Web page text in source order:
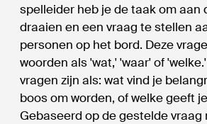
spelleider heb je de taak om aan
draaien en een vraag te stellen
personen op het bord. Deze
woorden als 'wat,' 'waar' of
vragen zijn als: wat vind je
boos om worden, of welke geeft
Gebaseerd op de gestelde vraag